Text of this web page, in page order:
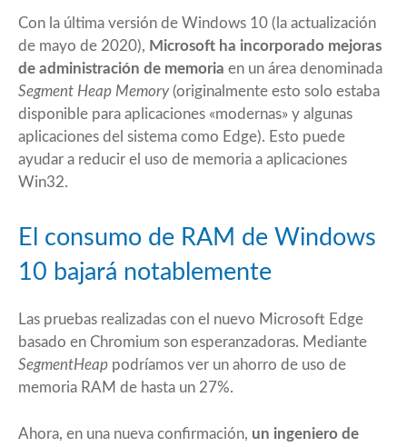
Con la última versión de Windows 10 (la actualización
de mayo de 2020), Microsoft ha incorporado mejoras
de administración de memoria en un área denominada
Segment Heap Memory(originalmente esto solo estaba
disponible para aplicaciones «modernas» y algunas
aplicaciones del sistema como Edge). Esto puede
ayudar a reducir el uso de memoria a aplicaciones
Win32.
El consumo de RAM de Windows
10 bajará notablemente
Las pruebas realizadas con el nuevo Microsoft Edge
basado en Chromium son esperanzadoras. Mediante
SegmentHeap podríamos ver un ahorro de uso de
memoria RAM de hasta un 27%.
Ahora, en una nueva confirmación, un ingeniero de